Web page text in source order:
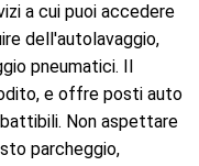
a cui puoi accedere
dell'autolavaggio,
pneumatici. Il
e offre posti auto
Non aspettare
parcheggio,